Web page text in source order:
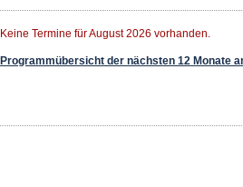
Keine Termine für August 2026 vorhanden.
Programmübersicht der nächsten 12 Monate